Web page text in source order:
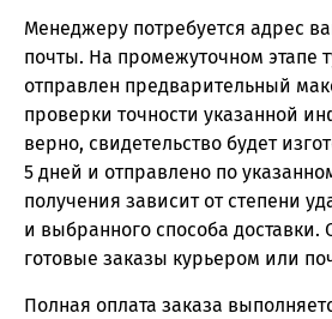
Менеджеру потребуется адрес
почты. На промежуточном этапе
отправлен предварительный
проверки точности указанной
верно, свидетельство будет
5 дней и отправлено по
получения зависит от степени
и выбранного способа доставки.
готовые заказы курьером или
Полная оплата заказа